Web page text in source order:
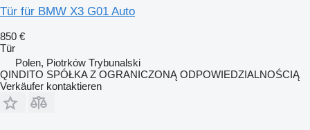
Tür für BMW X3 G01 Auto
850 €
Tür
Polen, Piotrków Trybunalski
QINDITO SPÓŁKA Z OGRANICZONĄ ODPOWIEDZIALNOŚCIĄ
Verkäufer kontaktieren